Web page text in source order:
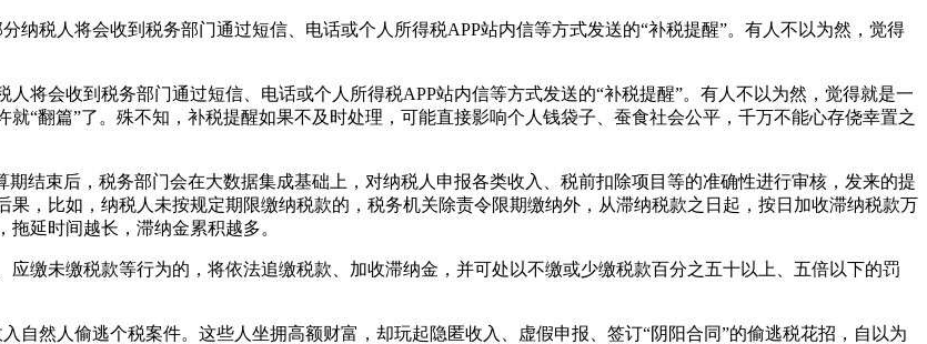
税人将会收到税务部门通过短信、电话或个人所得税APP站内信等方式发送的“补税提醒”。有人不以为然，觉得
将会收到税务部门通过短信、电话或个人所得税APP站内信等方式发送的“补税提醒”。有人不以为然，觉得就是一
“翻篇”了。殊不知，补税提醒如果不及时处理，可能直接影响个人钱袋子、蚕食社会公平，千万不能心存侥幸置之
束后，税务部门会在大数据集成基础上，对纳税人申报各类收入、税前扣除项目等的准确性进行审核，发来的提
，比如，纳税人未按规定期限缴纳税款的，税务机关除责令限期缴纳外，从滞纳税款之日起，按日加收滞纳税款万
延时间越长，滞纳金累积越多。
未缴税款等行为的，将依法追缴税款、加收滞纳金，并可处以不缴或少缴税款百分之五十以上、五倍以下的罚
然人偷逃个税案件。这些人坐拥高额财富，却玩起隐匿收入、虚假申报、签订“阴阳合同”的偷逃税花招，自以为